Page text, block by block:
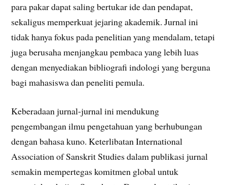
para pakar dapat saling bertukar ide dan pendapat,
sekaligus memperkuat jejaring akademik. Jurnal ini
tidak hanya fokus pada penelitian yang mendalam, tetapi
juga berusaha menjangkau pembaca yang lebih luas
dengan menyediakan bibliografi indologi yang berguna
bagi mahasiswa dan peneliti pemula.
Keberadaan jurnal-jurnal ini mendukung
pengembangan ilmu pengetahuan yang berhubungan
dengan bahasa kuno. Keterlibatan International
Association of Sanskrit Studies dalam publikasi jurnal
semakin mempertegas komitmen global untuk